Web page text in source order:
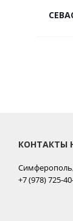
КОНТАКТЫ
Симферополь,
+7 (978) 725-